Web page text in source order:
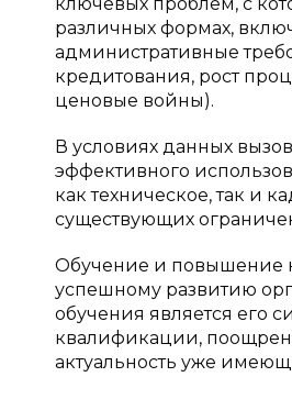
различных формах,
административные
кредитования, рост
ценовые войны).
В условиях данных
эффективного
как техническое, так и
существующих
Обучение и повышение
успешному развитию
обучения является его
квалификации,
актуальность уже